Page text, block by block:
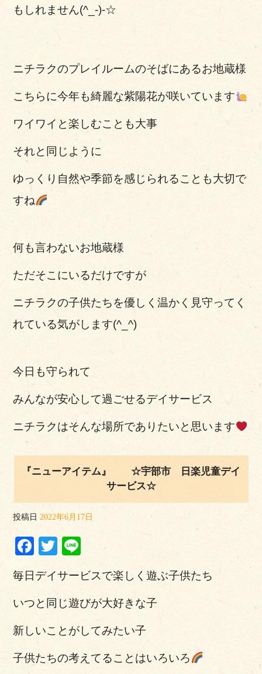
もしれません(^_-)-☆
ニチラクのプレイルームのそばにあるお地蔵様
こちらに今年も綺麗な紫陽花が咲いています
ワイワイと楽しむことも大事
それと同じように
ゆっくり自然や季節を感じられることも大切で
すね
何も言わないお地蔵様
ただそこにいるだけですが
ニチラクの子供たちを優しく温かく見守ってく
れている気がします(^_^)
今日も守られて
みんなが安心して過ごせるデイサービス
ニチラクはそんな場所でありたいと思います
『ニューアイテム』 ☆宇部市 日楽児童デイ
サービス☆
投稿日 2022年6月17日
Facebook
Twitter
毎日デイサービスで楽しく遊ぶ子供たち
いつと同じ遊びが大好きな子
新しいことがしてみたい子
子供たちの考えてることはいろいろ